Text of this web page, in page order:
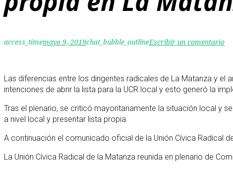
access_timemayo 9, 2019chat_bubble_outlineEscribir un comentario
Las diferencias entre los dirigentes radicales de La Matanza y
intenciones de abrir la lista para la UCR local y esto generó la
Tras el plenario, se criticó mayoritariamente la situación local y
a nivel local y presentar lista propia.
A continuación el comunicado oficial de la Unión Cívica Radical
La Unión Cívica Radical de la Matanza reunida en plenario de